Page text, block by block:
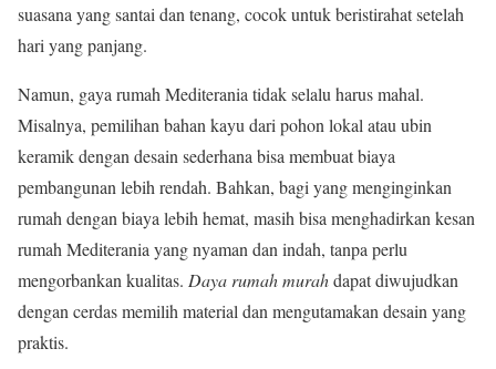
suasana yang santai dan tenang, cocok untuk beristirahat setelah
hari yang panjang.
Namun, gaya rumah Mediterania tidak selalu harus mahal.
Misalnya, pemilihan bahan kayu dari pohon lokal atau ubin
keramik dengan desain sederhana bisa membuat biaya
pembangunan lebih rendah. Bahkan, bagi yang menginginkan
rumah dengan biaya lebih hemat, masih bisa menghadirkan kesan
rumah Mediterania yang nyaman dan indah, tanpa perlu
mengorbankan kualitas. Daya rumah murahdapat diwujudkan
dengan cerdas memilih material dan mengutamakan desain yang
praktis.